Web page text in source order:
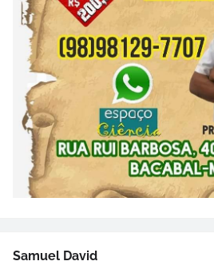
Samuel David